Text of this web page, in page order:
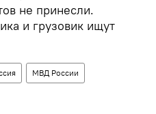
не принесли.
и грузовик ищут
МВД России